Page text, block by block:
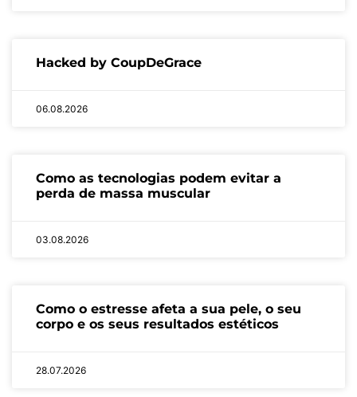
Hacked by CoupDeGrace
06.08.2026
Como as tecnologias podem evitar a
perda de massa muscular
03.08.2026
Como o estresse afeta a sua pele, o seu
corpo e os seus resultados estéticos
28.07.2026